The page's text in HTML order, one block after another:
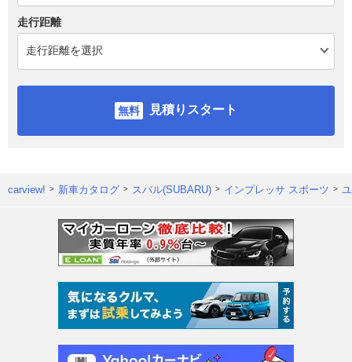
走行距離
見積りスタート
carview! 新車カタログ スバル(SUBARU) インプレッサ スポーツ